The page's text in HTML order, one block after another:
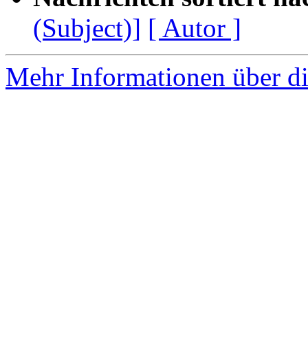
(Subject)] [ Autor ]
Mehr Informationen über